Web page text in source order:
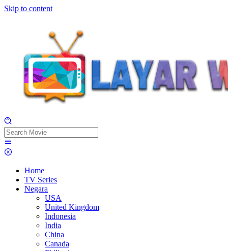
Skip to content
Home
TV Series
Negara
USA
United Kingdom
Indonesia
India
China
Canada